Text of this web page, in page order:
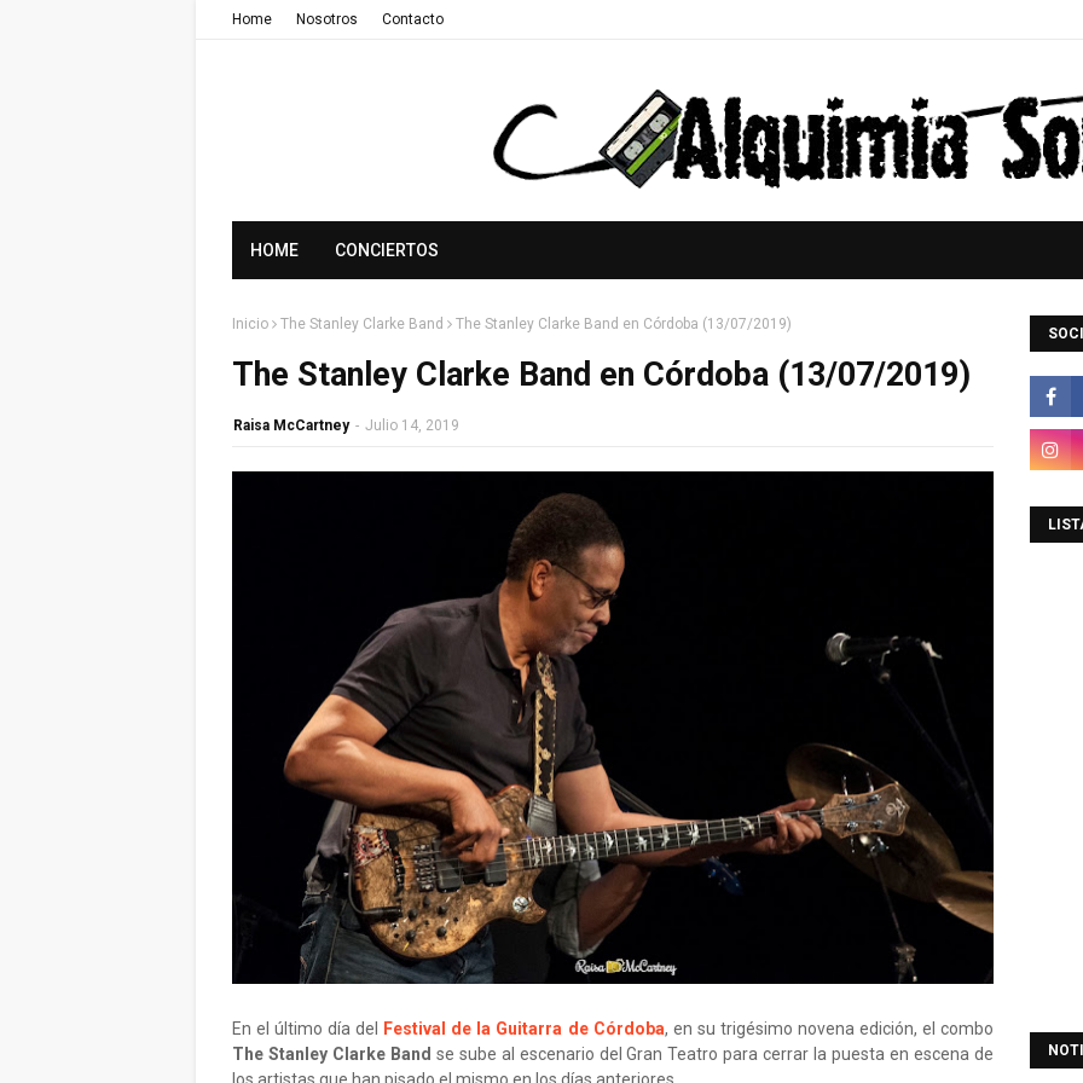
Home Nosotros Contacto
HOME CONCIERTOS
Inicio The Stanley Clarke Band The Stanley Clarke Band en Córdoba (13/07/2019)
The Stanley Clarke Band en Córdoba (13/07/2019)
Raisa McCartney - Julio 14, 2019
En el último día del Festival de la Guitarra de Córdoba, en su trigésimo novena edición, el combo
The Stanley Clarke Band se sube al escenario del Gran Teatro para cerrar la puesta en escena de